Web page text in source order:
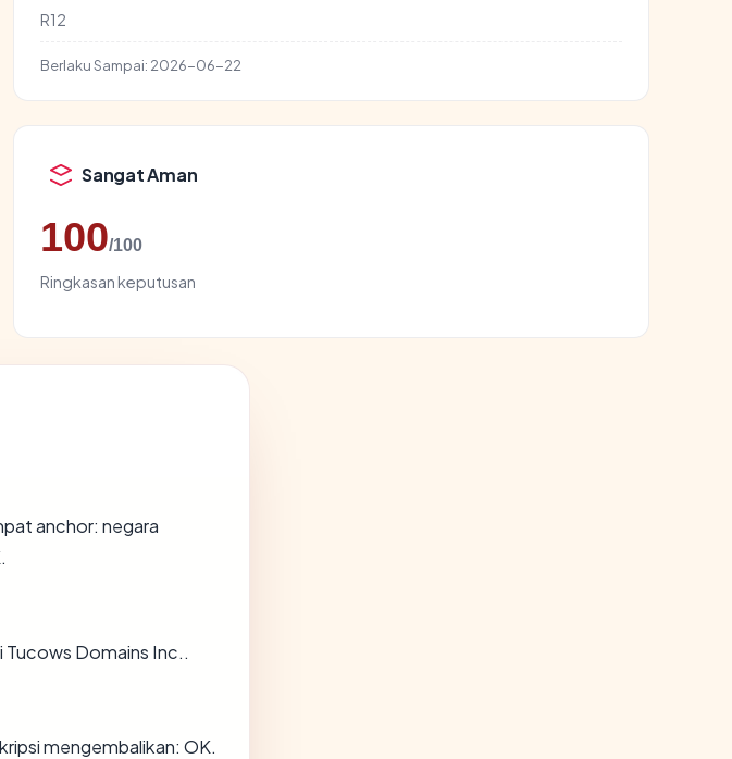
R12
Berlaku Sampai: 2026-06-22
Sangat Aman
100/100
Ringkasan keputusan
anchor: negara
Tucows Domains Inc..
mengembalikan: OK.